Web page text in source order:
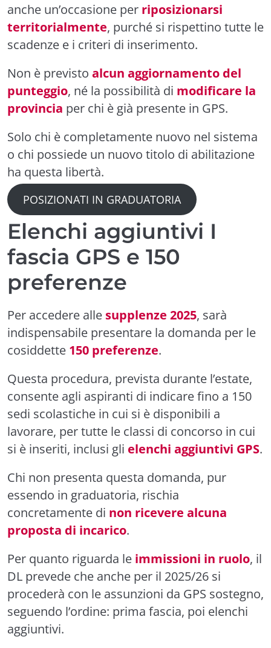
anche un’occasione per riposizionarsi
territorialmente, purché si rispettino tutte le
scadenze e i criteri di inserimento.
Non è previsto alcun aggiornamento del
punteggio, né la possibilità di modificare la
provincia per chi è già presente in GPS.
Solo chi è completamente nuovo nel sistema
o chi possiede un nuovo titolo di abilitazione
ha questa libertà.
POSIZIONATI IN GRADUATORIA
Elenchi aggiuntivi I
fascia GPS e 150
preferenze
Per accedere alle supplenze 2025, sarà
indispensabile presentare la domanda per le
cosiddette 150 preferenze.
Questa procedura, prevista durante l’estate,
consente agli aspiranti di indicare fino a 150
sedi scolastiche in cui si è disponibili a
lavorare, per tutte le classi di concorso in cui
si è inseriti, inclusi gli elenchi aggiuntivi GPS.
Chi non presenta questa domanda, pur
essendo in graduatoria, rischia
concretamente di non ricevere alcuna
proposta di incarico.
Per quanto riguarda le immissioni in ruolo, il
DL prevede che anche per il 2025/26 si
procederà con le assunzioni da GPS sostegno,
seguendo l’ordine: prima fascia, poi elenchi
aggiuntivi.